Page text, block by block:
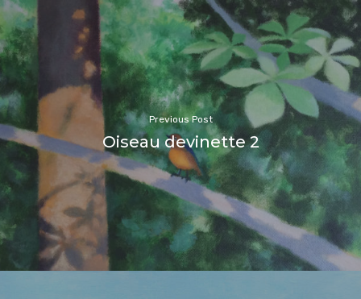
Previous Post
Oiseau devinette 2